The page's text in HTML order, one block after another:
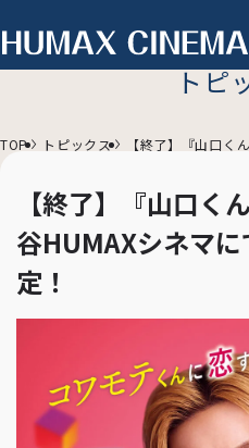
トピ
TOP トピックス 【終了】『山口く
【終了】『山口く
谷HUMAXシネマ
定！